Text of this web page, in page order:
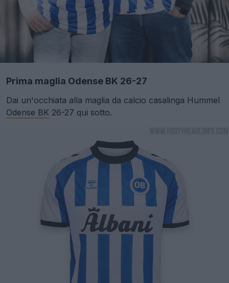
Prima maglia Odense BK 26-27
Dai un'occhiata alla maglia da calcio casalinga Hummel
Odense BK 26-27 qui sotto.